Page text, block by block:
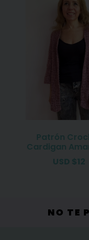
Patrón
Cardigan
USD $12
NO TE